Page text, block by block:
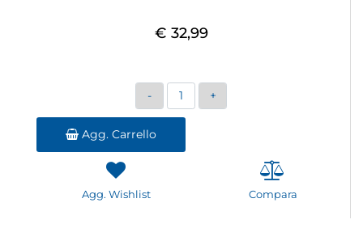
€ 32,99
Quantità
Agg. Carrello
Agg. Wishlist Compara